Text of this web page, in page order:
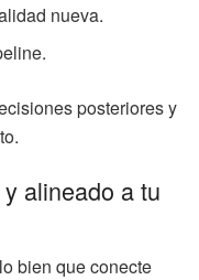
nueva.
posteriores y
alineado a tu
bien que conecte